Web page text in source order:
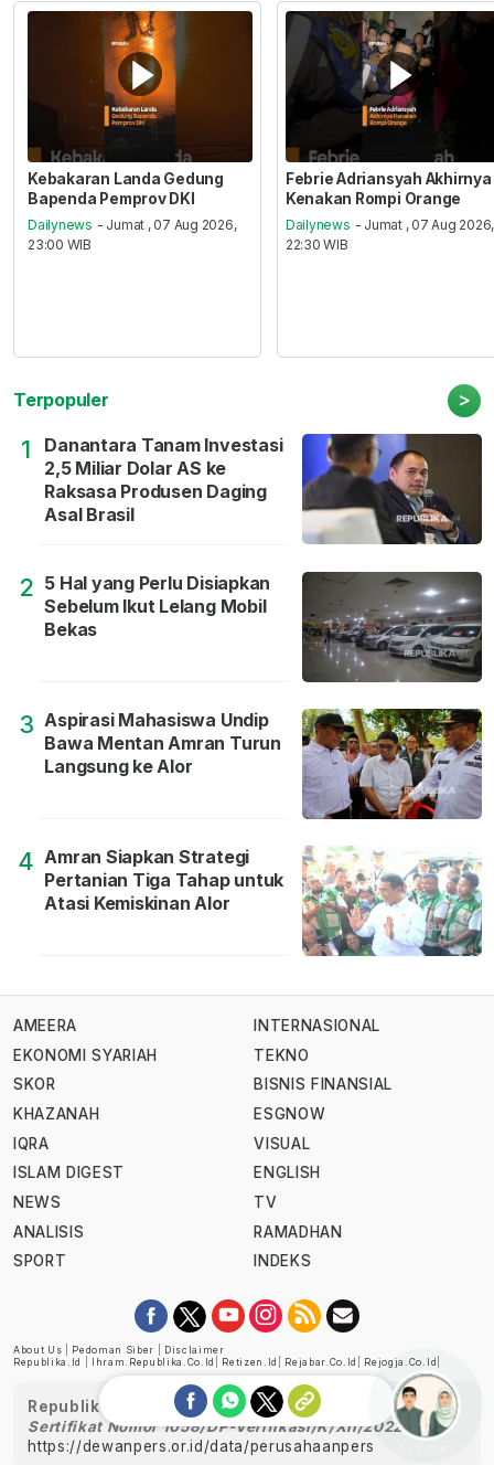
Kebakaran Landa Gedung
Bapenda Pemprov DKI
Dailynews - Jumat , 07 Aug 2026,
23:00 WIB
Febrie Adriansyah Akhirnya
Kenakan Rompi Orange
Dailynews - Jumat , 07 Aug 2026,
22:30 WIB
Terpopuler >
1
Danantara Tanam Investasi
2,5 Miliar Dolar AS ke
Raksasa Produsen Daging
Asal Brasil
2 5 Hal yang Perlu Disiapkan
Sebelum Ikut Lelang Mobil
Bekas
3 Aspirasi Mahasiswa Undip
Bawa Mentan Amran Turun
Langsung ke Alor
4 Amran Siapkan Strategi
Pertanian Tiga Tahap untuk
Atasi Kemiskinan Alor
AMEERA
EKONOMI SYARIAH
SKOR
KHAZANAH
IQRA
ISLAM DIGEST
NEWS
ANALISIS
SPORT
INTERNASIONAL
TEKNO
BISNIS FINANSIAL
ESGNOW
VISUAL
ENGLISH
TV
RAMADHAN
INDEKS
About Us Pedoman Siber
Disclaimer
Republika.id
Ihram.republika.co.id Retizen.id Rejabar.co.id Rejogja.co.id
Republika telah diverifikasi oleh Dewan Pers
Sertifikat Nomor 1058/DP-Verifikasi/K/XII/2022
https://dewanpers.or.id/data/perusahaanpers